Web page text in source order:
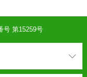
号 第15259号